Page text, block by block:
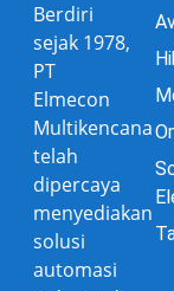
Berdiri
sejak 1978,
PT
Elmecon
Multikencana
telah
dipercaya
menyediakan
solusi
automasi